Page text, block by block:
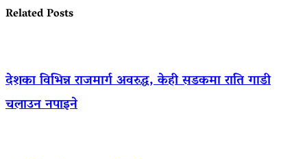
Related Posts
देशका विभिन्न राजमार्ग अवरुद्ध, केही सडकमा राति गाडी
चलाउन नपाइने